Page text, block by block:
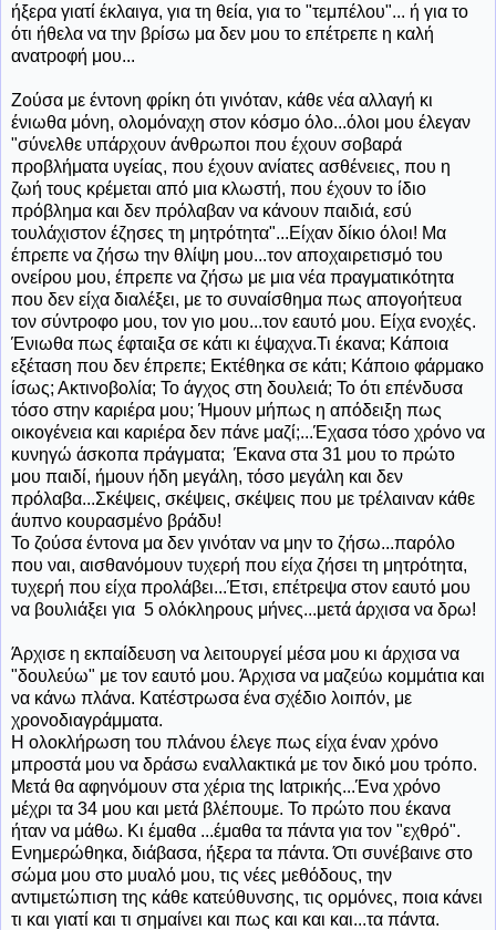
ήξερα γιατί έκλαιγα, για τη θεία, για το "τεμπέλου"... ή για το
ότι ήθελα να την βρίσω μα δεν μου το επέτρεπε η καλή
ανατροφή μου...
Ζούσα με έντονη φρίκη ότι γινόταν, κάθε νέα αλλαγή κι
ένιωθα μόνη, ολομόναχη στον κόσμο όλο...όλοι μου έλεγαν
"σύνελθε υπάρχουν άνθρωποι που έχουν σοβαρά
προβλήματα υγείας, που έχουν ανίατες ασθένειες, που η
ζωή τους κρέμεται από μια κλωστή, που έχουν το ίδιο
πρόβλημα και δεν πρόλαβαν να κάνουν παιδιά, εσύ
τουλάχιστον έζησες τη μητρότητα"...Είχαν δίκιο όλοι! Μα
έπρεπε να ζήσω την θλίψη μου...τον αποχαιρετισμό του
ονείρου μου, έπρεπε να ζήσω με μια νέα πραγματικότητα
που δεν είχα διαλέξει, με το συναίσθημα πως απογοήτευα
τον σύντροφο μου, τον γιο μου...τον εαυτό μου. Είχα ενοχές.
Ένιωθα πως έφταιξα σε κάτι κι έψαχνα.Τι έκανα; Κάποια
εξέταση που δεν έπρεπε; Εκτέθηκα σε κάτι; Κάποιο φάρμακο
ίσως; Ακτινοβολία; Το άγχος στη δουλειά; Το ότι επένδυσα
τόσο στην καριέρα μου; Ήμουν μήπως η απόδειξη πως
οικογένεια και καριέρα δεν πάνε μαζί;...Έχασα τόσο χρόνο να
κυνηγώ άσκοπα πράγματα; Έκανα στα 31 μου το πρώτο
μου παιδί, ήμουν ήδη μεγάλη, τόσο μεγάλη και δεν
πρόλαβα...Σκέψεις, σκέψεις, σκέψεις που με τρέλαιναν κάθε
άυπνο κουρασμένο βράδυ!
Το ζούσα έντονα μα δεν γινόταν να μην το ζήσω...παρόλο
που ναι, αισθανόμουν τυχερή που είχα ζήσει τη μητρότητα,
τυχερή που είχα προλάβει...Έτσι, επέτρεψα στον εαυτό μου
να βουλιάξει για 5 ολόκληρους μήνες...μετά άρχισα να δρω!
Άρχισε η εκπαίδευση να λειτουργεί μέσα μου κι άρχισα να
"δουλεύω" με τον εαυτό μου. Άρχισα να μαζεύω κομμάτια και
να κάνω πλάνα. Κατέστρωσα ένα σχέδιο λοιπόν, με
χρονοδιαγράμματα.
Η ολοκλήρωση του πλάνου έλεγε πως είχα έναν χρόνο
μπροστά μου να δράσω εναλλακτικά με τον δικό μου τρόπο.
Μετά θα αφηνόμουν στα χέρια της Ιατρικής...Ένα χρόνο
μέχρι τα 34 μου και μετά βλέπουμε. Το πρώτο που έκανα
ήταν να μάθω. Κι έμαθα ...έμαθα τα πάντα για τον "εχθρό".
Ενημερώθηκα, διάβασα, ήξερα τα πάντα. Ότι συνέβαινε στο
σώμα μου στο μυαλό μου, τις νέες μεθόδους, την
αντιμετώπιση της κάθε κατεύθυνσης, τις ορμόνες, ποια κάνει
τι και γιατί και τι σημαίνει και πως και και και...τα πάντα.